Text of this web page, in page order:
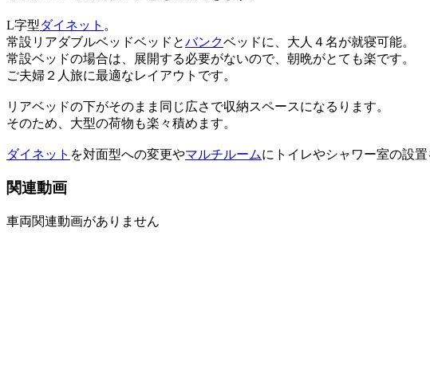
L字型ダイネット 。
常設リアダブルベッドベッドとバンクベッドに、大人４名が就寝可能。
常設ベッドの場合は、展開する必要がないので、朝晩がとても楽です。
ご夫婦２人旅に最適なレイアウトです。
リアベッドの下がそのまま同じ広さで収納スペースになるります。
そのため、大型の荷物も楽々積めます。
ダイネット を対面型への変更やマルチルームにトイレやシャワー室の設
関連動画
車両関連動画がありません